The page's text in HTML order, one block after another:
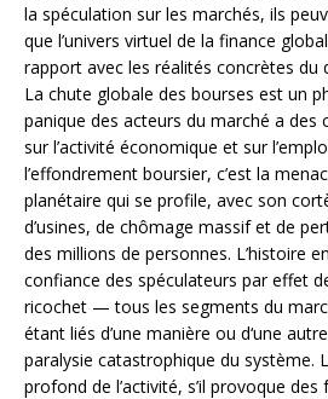
la spéculation sur les marchés, ils
que l’univers virtuel de la finance
rapport avec les réalités concrètes du
La chute globale des bourses est un
panique des acteurs du marché a des
sur l’activité économique et sur
l’effondrement boursier, c’est la
planétaire qui se profile, avec son
d’usines, de chômage massif et de
des millions de personnes. L’histoire
confiance des spéculateurs par effet
ricochet — tous les segments du
étant liés d’une manière ou d‘une
paralysie catastrophique du système.
profond de l’activité, s’il provoque des